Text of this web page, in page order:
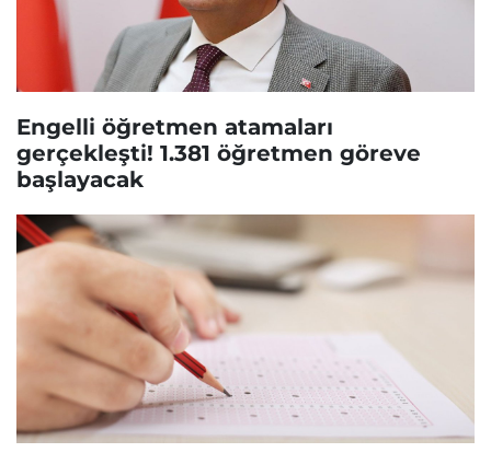
Engelli öğretmen atamaları
gerçekleşti! 1.381 öğretmen göreve
başlayacak